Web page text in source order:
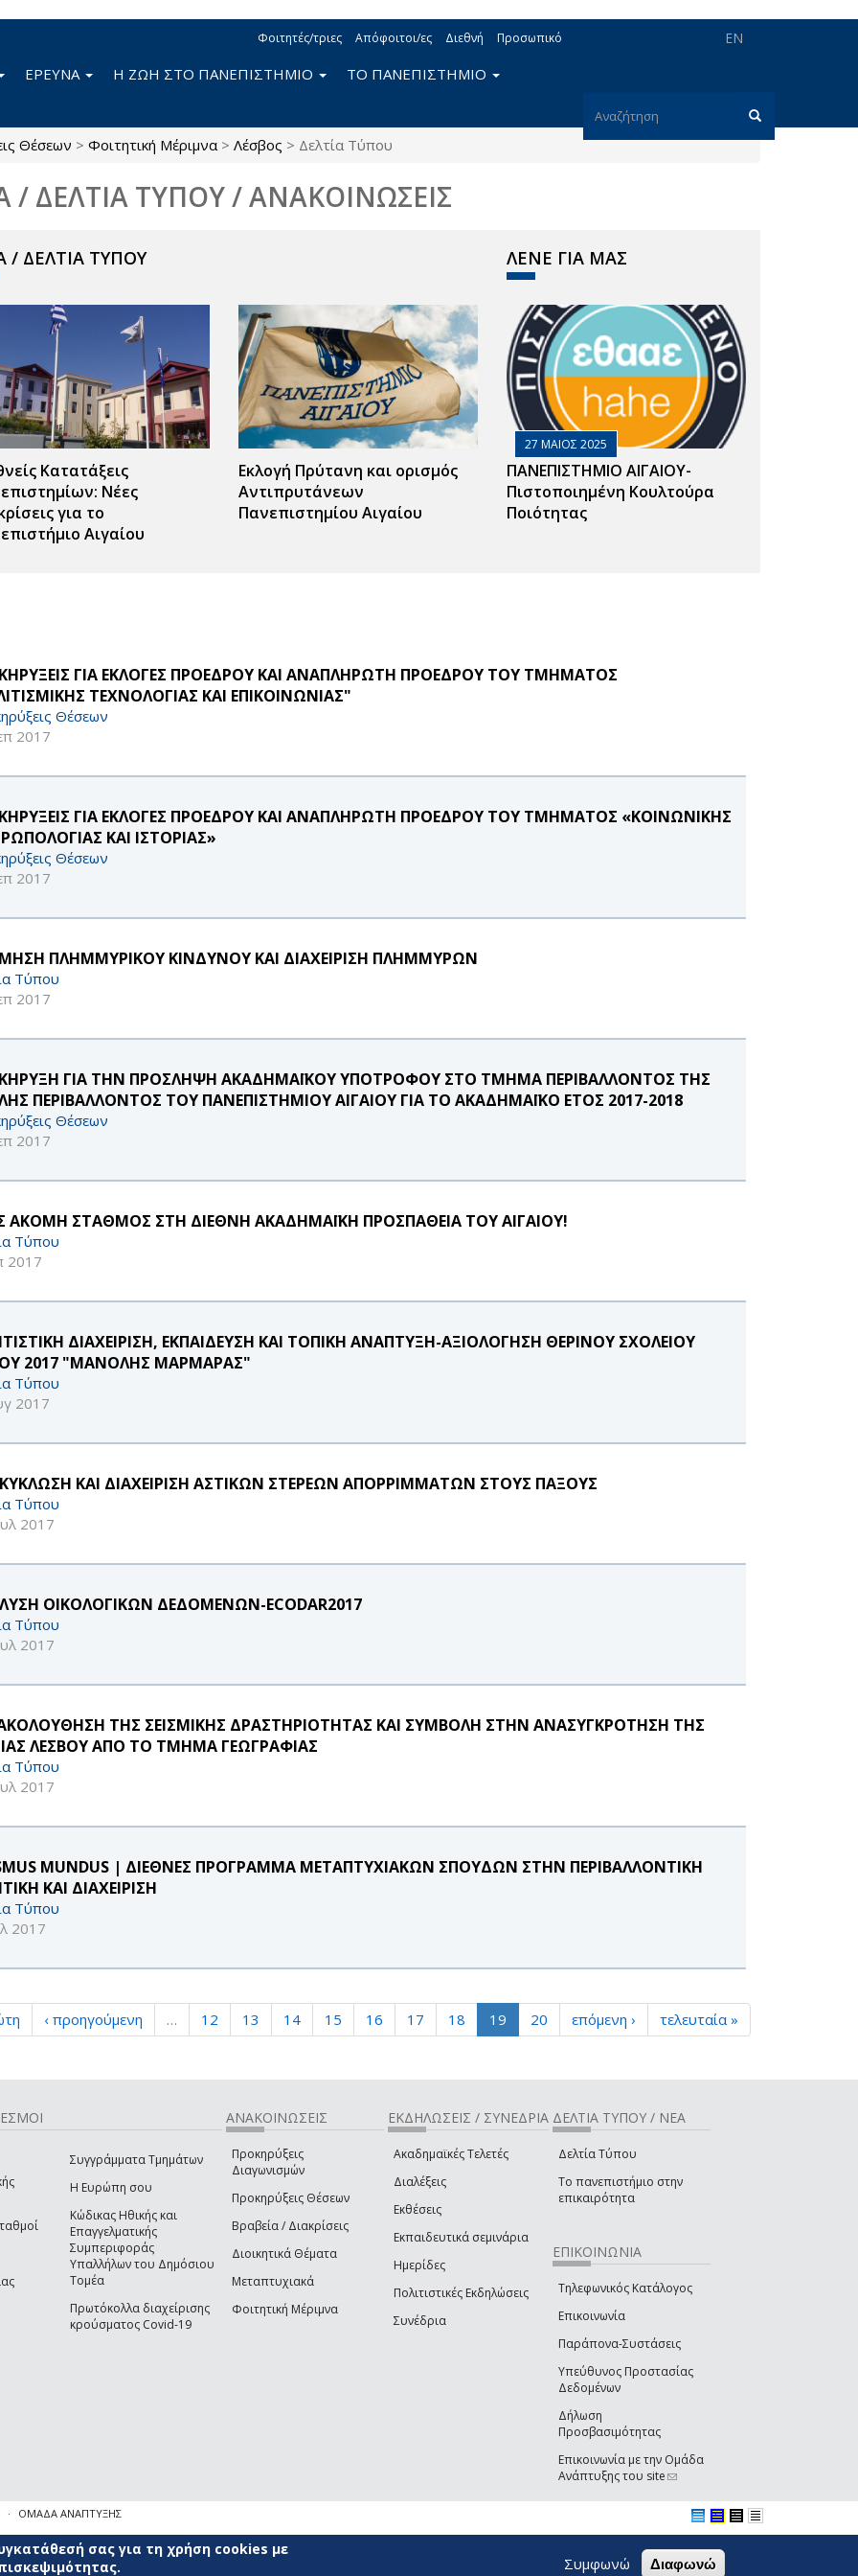
EN
Φοιτητές/τριες Απόφοιτοι/ες Διεθνή Προσωπικό
Φόρμα
ΕΡΕΥΝΑ Η ΖΩΗ ΣΤΟ ΠΑΝΕΠΙΣΤΗΜΙΟ ΤΟ ΠΑΝΕΠΙΣΤΗΜΙΟ
Θέσεων > Φοιτητική Μέριμνα > Λέσβος > Δελτία Τύπου
/ ΔΕΛΤΙΑ ΤΥΠΟΥ / ΑΝΑΚΟΙΝΩΣΕΙΣ
/ ΔΕΛΤΙΑ ΤΥΠΟΥ
Κατατάξεις
Νέες
για το
Αιγαίου
Εκλογή Πρύτανη και ορισμός
Αντιπρυτάνεων
Πανεπιστημίου Αιγαίου
ΛΕΝΕ ΓΙΑ ΜΑΣ
27 ΜΑΙΟΣ 2025
ΠΑΝΕΠΙΣΤΗΜΙΟ ΑΙΓΑΙΟΥ-
Πιστοποιημένη Κουλτούρα
Ποιότητας
ΓΙΑ ΕΚΛΟΓΕΣ ΠΡΟΕΔΡΟΥ ΚΑΙ ΑΝΑΠΛΗΡΩΤΗ ΠΡΟΕΔΡΟΥ ΤΟΥ ΤΜΗΜΑΤΟΣ
ΤΕΧΝΟΛΟΓΙΑΣ ΚΑΙ ΕΠΙΚΟΙΝΩΝΙΑΣ"
Θέσεων
2017
ΓΙΑ ΕΚΛΟΓΕΣ ΠΡΟΕΔΡΟΥ ΚΑΙ ΑΝΑΠΛΗΡΩΤΗ ΠΡΟΕΔΡΟΥ ΤΟΥ ΤΜΗΜΑΤΟΣ «ΚΟΙΝΩΝΙΚΗΣ
ΚΑΙ ΙΣΤΟΡΙΑΣ»
Θέσεων
2017
ΠΛΗΜΜΥΡΙΚΟΥ ΚΙΝΔΥΝΟΥ ΚΑΙ ΔΙΑΧΕΙΡΙΣΗ ΠΛΗΜΜΥΡΩΝ
Τύπου
2017
ΓΙΑ ΤΗΝ ΠΡΟΣΛΗΨΗ ΑΚΑΔΗΜΑΪΚΟΥ ΥΠΟΤΡΟΦΟΥ ΣΤΟ ΤΜΗΜΑ ΠΕΡΙΒΑΛΛΟΝΤΟΣ ΤΗΣ
ΠΕΡΙΒΑΛΛΟΝΤΟΣ ΤΟΥ ΠΑΝΕΠΙΣΤΗΜΙΟΥ ΑΙΓΑΙΟΥ ΓΙΑ ΤΟ ΑΚΑΔΗΜΑΪΚΟ ΕΤΟΣ 2017-2018
Θέσεων
2017
ΑΚΟΜΗ ΣΤΑΘΜΟΣ ΣΤΗ ΔΙΕΘΝΗ ΑΚΑΔΗΜΑΪΚΗ ΠΡΟΣΠΑΘΕΙΑ ΤΟΥ ΑΙΓΑΙΟΥ!
Τύπου
2017
ΔΙΑΧΕΙΡΙΣΗ, ΕΚΠΑΙΔΕΥΣΗ ΚΑΙ ΤΟΠΙΚΗ ΑΝΑΠΤΥΞΗ-ΑΞΙΟΛΟΓΗΣΗ ΘΕΡΙΝΟΥ ΣΧΟΛΕΙΟΥ
2017 "ΜΑΝΟΛΗΣ ΜΑΡΜΑΡΑΣ"
Τύπου
2017
ΚΑΙ ΔΙΑΧΕΙΡΙΣΗ ΑΣΤΙΚΩΝ ΣΤΕΡΕΩΝ ΑΠΟΡΡΙΜΜΑΤΩΝ ΣΤΟΥΣ ΠΑΞΟΥΣ
Τύπου
2017
ΟΙΚΟΛΟΓΙΚΩΝ ΔΕΔΟΜΕΝΩΝ-ECODAR2017
Τύπου
2017
ΤΗΣ ΣΕΙΣΜΙΚΗΣ ΔΡΑΣΤΗΡΙΟΤΗΤΑΣ ΚΑΙ ΣΥΜΒΟΛΗ ΣΤΗΝ ΑΝΑΣΥΓΚΡΟΤΗΣΗ ΤΗΣ
ΛΕΣΒΟΥ ΑΠΟ ΤΟ ΤΜΗΜΑ ΓΕΩΓΡΑΦΙΑΣ
Τύπου
2017
MUNDUS | ΔΙΕΘΝΕΣ ΠΡΟΓΡΑΜΜΑ ΜΕΤΑΠΤΥΧΙΑΚΩΝ ΣΠΟΥΔΩΝ ΣΤΗΝ ΠΕΡΙΒΑΛΛΟΝΤΙΚΗ
ΚΑΙ ΔΙΑΧΕΙΡΙΣΗ
Τύπου
2017
‹ προηγούμενη … 12 13 14 15 16 17 18 19 20 επόμενη › τελευταία »
Συγγράμματα Τμημάτων
Η Ευρώπη σου
Κώδικας Ηθικής και
Επαγγελματικής
Συμπεριφοράς
Υπαλλήλων του Δημόσιου
Τομέα
Πρωτόκολλα διαχείρισης
κρούσματος Covid-19
ΑΝΑΚΟΙΝΩΣΕΙΣ
Προκηρύξεις
Διαγωνισμών
Προκηρύξεις Θέσεων
Βραβεία / Διακρίσεις
Διοικητικά Θέματα
Μεταπτυχιακά
Φοιτητική Μέριμνα
ΕΚΔΗΛΩΣΕΙΣ / ΣΥΝΕΔΡΙΑ
Ακαδημαϊκές Τελετές
Διαλέξεις
Εκθέσεις
Εκπαιδευτικά σεμινάρια
Ημερίδες
Πολιτιστικές Εκδηλώσεις
Συνέδρια
ΔΕΛΤΙΑ ΤΥΠΟΥ / ΝΕΑ
Δελτία Τύπου
Το πανεπιστήμιο στην
επικαιρότητα
ΕΠΙΚΟΙΝΩΝΙΑ
Τηλεφωνικός Κατάλογος
Επικοινωνία
Παράπονα-Συστάσεις
Υπεύθυνος Προστασίας
Δεδομένων
Δήλωση
Προσβασιμότητας
Επικοινωνία με την Ομάδα
Ανάπτυξης του site(link sends e-mail)
ΟΜΑΔΑ ΑΝΑΠΤΥΞΗΣ
σας για τη χρήση cookies με
Συμφωνώ Διαφωνώ